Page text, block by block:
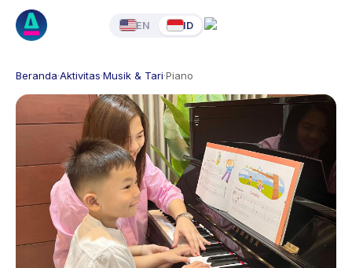
EN ID
Beranda·Aktivitas·Musik & Tari·Piano